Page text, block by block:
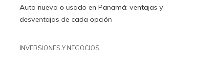
Auto nuevo o usado en Panamá: ventajas y
desventajas de cada opción
INVERSIONES Y NEGOCIOS